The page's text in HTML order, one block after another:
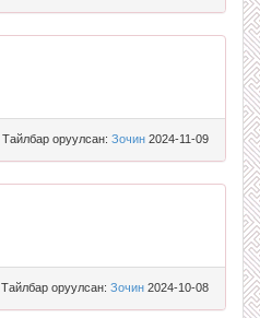
Тайлбар оруулсан: Зочин 2024-11-09
Тайлбар оруулсан: Зочин 2024-10-08